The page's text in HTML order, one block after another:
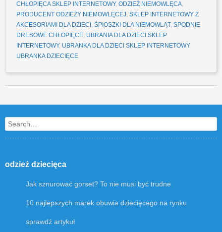
CHŁOPIĘCA SKLEP INTERNETOWY, ODZIEŻ NIEMOWLĘCA,
PRODUCENT ODZIEŻY NIEMOWLĘCEJ, SKLEP INTERNETOWY Z
AKCESORIAMI DLA DZIECI , ŚPIOSZKI DLA NIEMOWLĄT, SPODNIE
DRESOWE CHŁOPIĘCE, UBRANIA DLA DZIECI SKLEP
INTERNETOWY, UBRANKA DLA DZIECI SKLEP INTERNETOWY,
UBRANKA DZIECIĘCE
Post navigation
Search
odzież dziecięca
Jak sznurować gorset? To nie musi być trudne
10 najlepszych marek obuwia dziecięcego na rynku
sprawdź artykuł